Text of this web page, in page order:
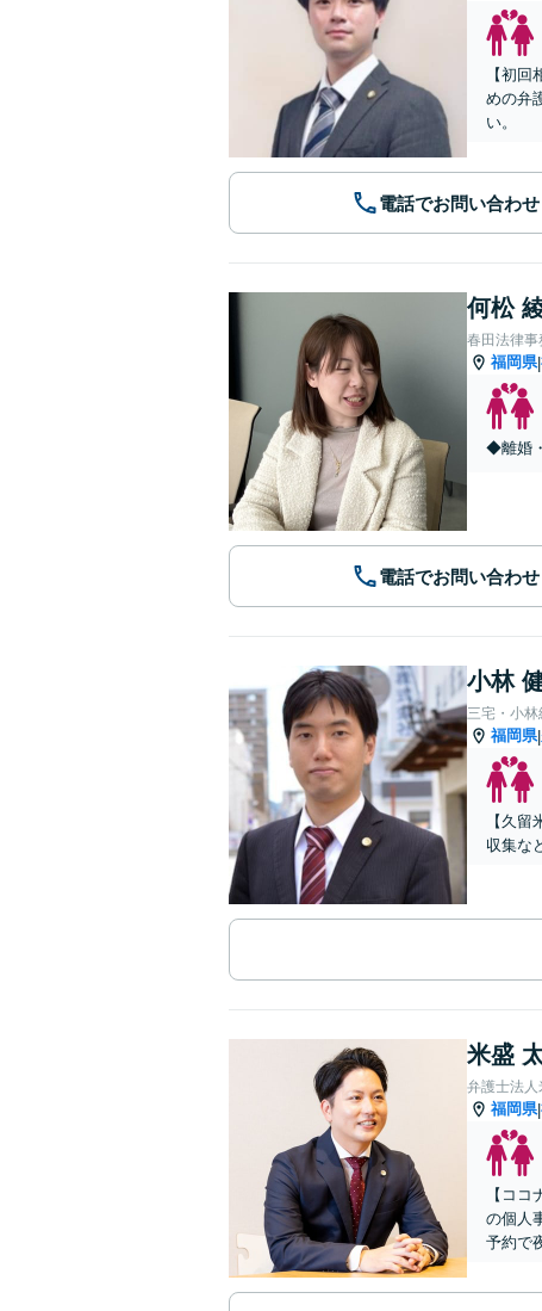
【初
めの弁
い。
電話でお問い合わせ
何松
春田法律事
福岡県|
◆離婚
電話でお問い合わせ
小林
三宅・小
福岡県|
【久
収集な
米盛
弁護士法
福岡県|
【コ
の個人
予約で